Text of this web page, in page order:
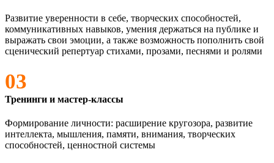
Развитие уверенности в себе, творческих способностей,
коммуникативных навыков, умения держаться на публике и
выражать свои эмоции, а также возможность пополнить свой
сценический репертуар стихами, прозами, песнями и ролями
03
Тренинги и мастер-классы
Формирование личности: расширение кругозора, развитие
интеллекта, мышления, памяти, внимания, творческих
способностей, ценностной системы